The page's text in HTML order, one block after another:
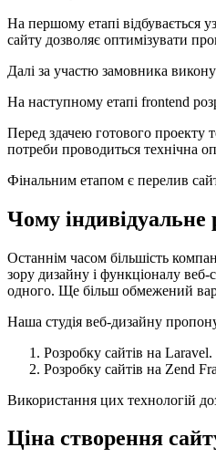
На першому етапі відбувається
сайту дозволяє оптимізувати
Далі за участю замовника
На наступному етапі frontend
Перед здачею готового проекту
потреби проводиться технічна
Фінальним етапом є перелив
Чому
Останнім часом більшість
зору дизайну і функціоналу
одного. Ще більш обмежений
Наша студія веб-дизайну
Розробку сайтів на Laravel.
Розробку сайтів на Zend
Використання цих технологій
Ціна створення